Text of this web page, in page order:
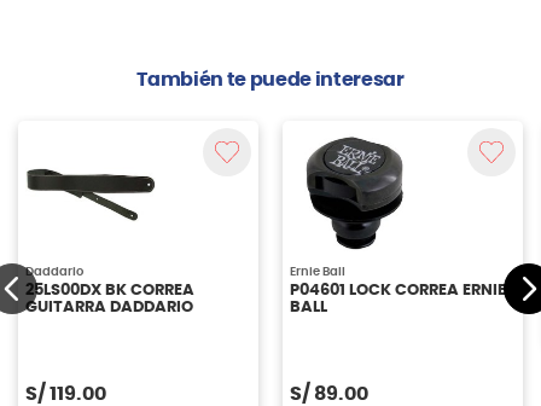
También te puede interesar
Daddario
25LS00DX BK CORREA
GUITARRA DADDARIO
S/ 119.00
Ernie Ball
P04601 LOCK CORREA ERNIE
BALL
S/ 89.00